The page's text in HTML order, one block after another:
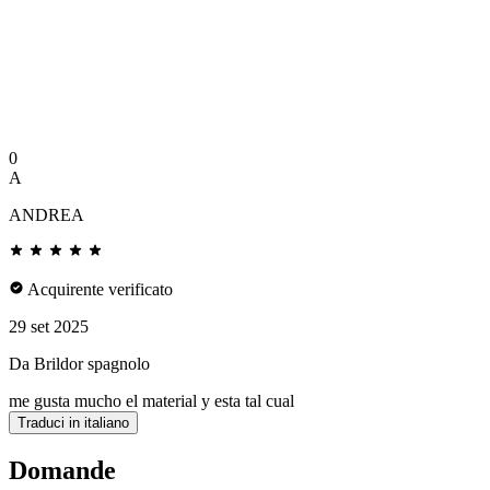
0
A
ANDREA
Acquirente verificato
29 set 2025
Da Brildor spagnolo
me gusta mucho el material y esta tal cual
Traduci in italiano
Domande